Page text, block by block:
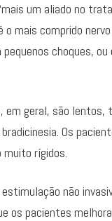
um aliado no
mais comprido
choques,
em geral, são lentos,
Os
rígidos.
não
os pacientes